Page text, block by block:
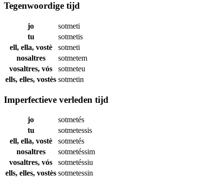
Tegenwoordige tijd
jo
sotmeti
tu
sotmetis
ell, ella, vostè
sotmeti
nosaltres
sotmetem
vosaltres, vós
sotmeteu
ells, elles, vostès sotmetin
Imperfectieve verleden tijd
jo
sotmetés
tu
sotmetessis
ell, ella, vostè
sotmetés
nosaltres
sotmetéssim
vosaltres, vós
sotmetéssiu
ells, elles, vostès sotmetessin